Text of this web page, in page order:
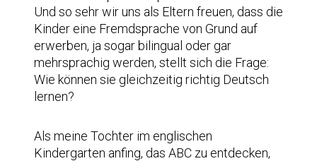
Und so sehr wir uns als Eltern freuen, dass die
Kinder eine Fremdsprache von Grund auf
erwerben, ja sogar bilingual oder gar
mehrsprachig werden, stellt sich die Frage:
Wie können sie gleichzeitig richtig Deutsch
lernen?
Als meine Tochter im englischen
Kindergarten anfing, das ABC zu entdecken,